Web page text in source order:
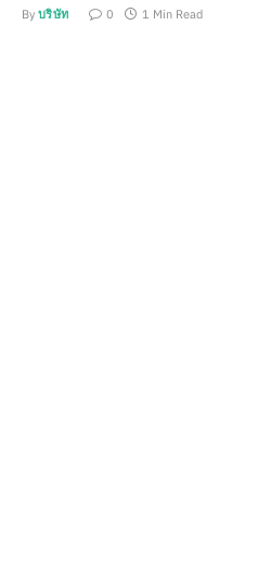
By บริษัท 0 1 Min Read